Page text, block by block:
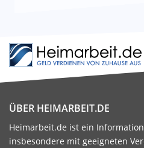
ÜBER HEIMARBEIT.DE
Heimarbeit.de ist ein
insbesondere mit geeigneten